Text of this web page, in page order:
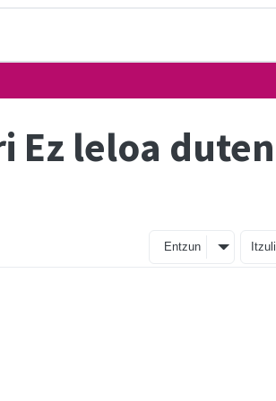
Ez leloa duten
Entzun Itzuli